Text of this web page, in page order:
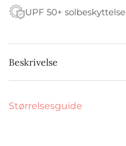
UPF 50+ solbeskyttelse
Beskrivelse
Størrelsesguide